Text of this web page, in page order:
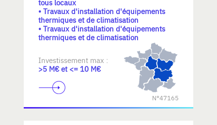
tous locaux
• Travaux d'installation d'équipements
thermiques et de climatisation
• Travaux d'installation d'équipements
thermiques et de climatisation
Investissement max :
>5 M€ et <= 10 M€
N°47165